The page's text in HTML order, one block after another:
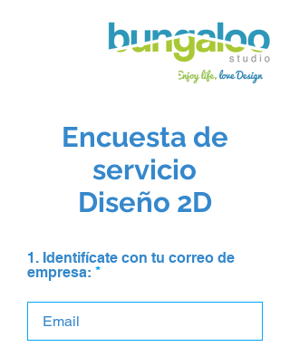
Encuesta de
servicio
Diseño 2D
1. Identifícate con tu correo de
empresa: